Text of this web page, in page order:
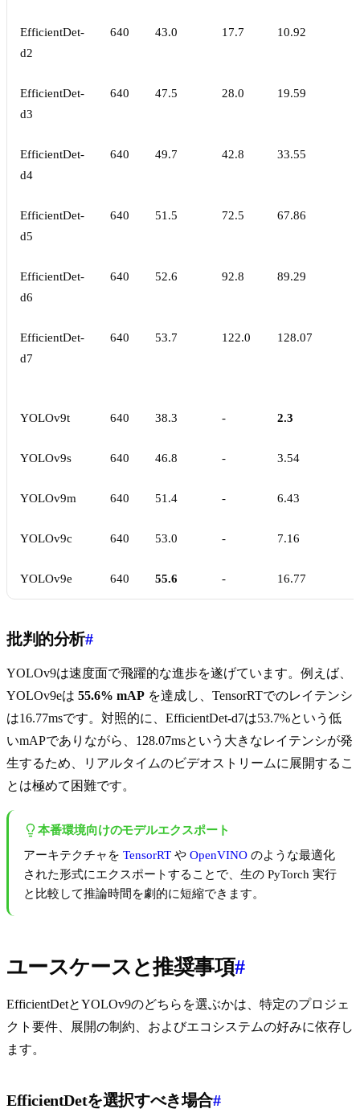
EfficientDet-
d2
640 43.0 17.7 10.92
EfficientDet-
d3
640 47.5 28.0 19.59
EfficientDet-
d4
640 49.7 42.8 33.55
EfficientDet-
d5
640 51.5 72.5 67.86
EfficientDet-
d6
640 52.6 92.8 89.29
EfficientDet-
d7
640 53.7 122.0 128.07
YOLOv9t 640 38.3 - 2.3
YOLOv9s 640 46.8 - 3.54
YOLOv9m 640 51.4 - 6.43
YOLOv9c 640 53.0 - 7.16
YOLOv9e 640 55.6 - 16.77
批判的分析#
YOLOv9は速度面で飛躍的な進歩を遂げています。例えば、
YOLOv9eは 55.6% mAP を達成し、TensorRTでのレイテンシ
は16.77msです。対照的に、EfficientDet-d7は53.7%という低
いmAPでありながら、128.07msという大きなレイテンシが発
生するため、リアルタイムのビデオストリームに展開するこ
とは極めて困難です。
本番環境向けのモデルエクスポート
アーキテクチャを TensorRT や OpenVINO のような最適化
された形式にエクスポートすることで、生の PyTorch 実行
と比較して推論時間を劇的に短縮できます。
ユースケースと推奨事項#
EfficientDetとYOLOv9のどちらを選ぶかは、特定のプロジェ
クト要件、展開の制約、およびエコシステムの好みに依存し
ます。
EfficientDetを選択すべき場合#